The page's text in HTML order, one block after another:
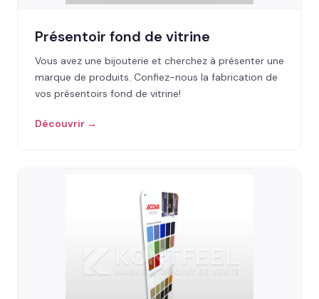
Présentoir fond de vitrine
Vous avez une bijouterie et cherchez à présenter une
marque de produits. Confiez-nous la fabrication de
vos présentoirs fond de vitrine!
Découvrir →